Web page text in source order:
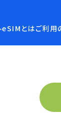
とはご利用